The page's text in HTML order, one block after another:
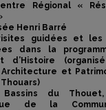
Régional «
Henri Barré
guidées et les
dans la
d’Histoire
Architecture et
du Thouet,
de la